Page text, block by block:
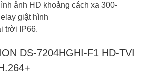
ảnh HD khoảng cách xa 300-
giật hình
trời IP66.
DS-7204HGHI-F1 HD-TVI